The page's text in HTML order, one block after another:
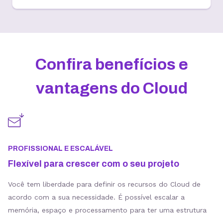
Confira benefícios e
vantagens do Cloud
PROFISSIONAL E ESCALÁVEL
Flexível para crescer com o seu projeto
Você tem liberdade para definir os recursos do Cloud de
acordo com a sua necessidade. É possível escalar a
memória, espaço e processamento para ter uma estrutura